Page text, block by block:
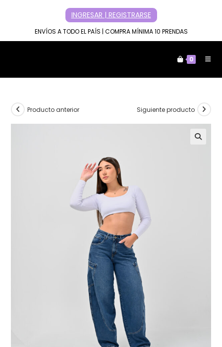
contenido
INGRESAR | REGISTRARSE
ENVÍOS A TODO EL PAÍS | COMPRA MÍNIMA 10 PRENDAS
0
Producto anterior Siguiente producto